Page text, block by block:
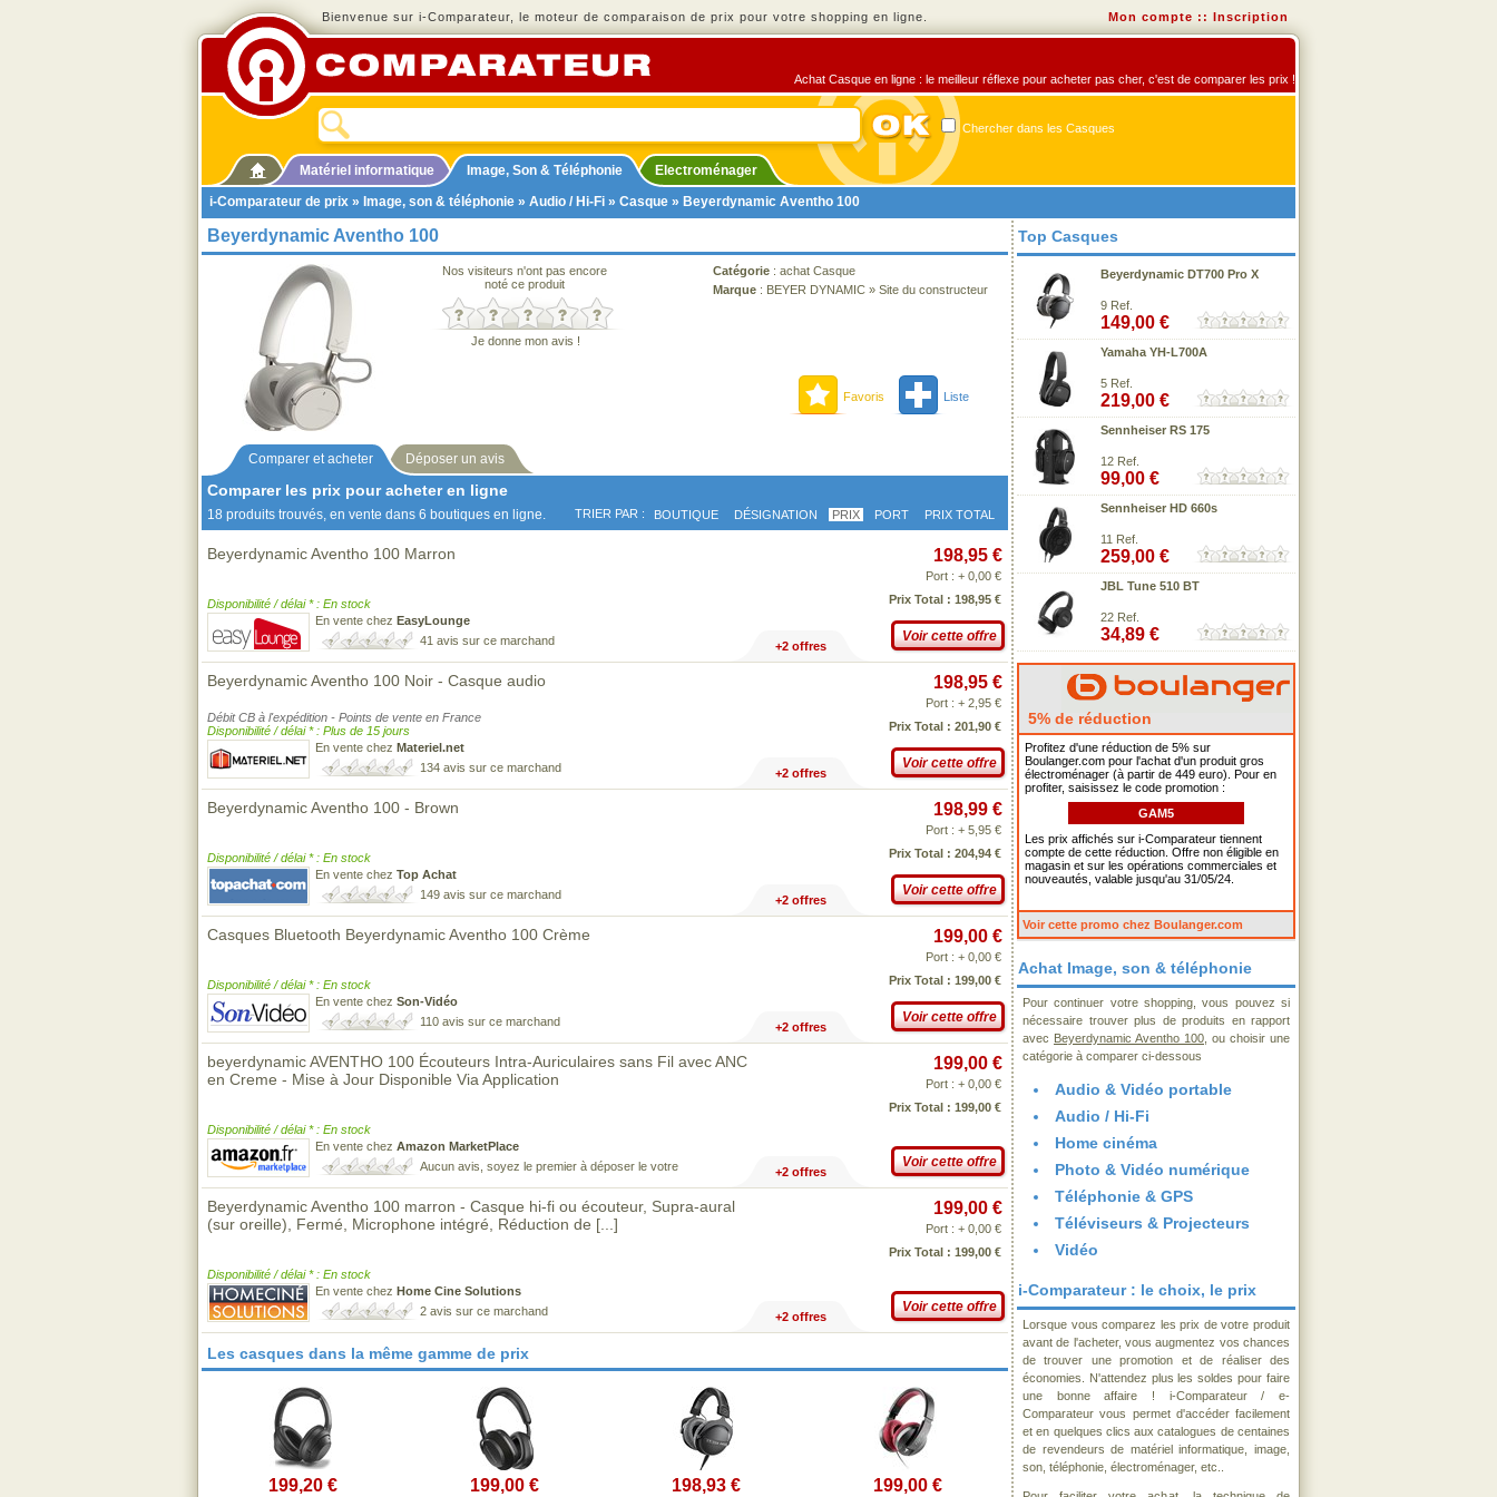
Bienvenue sur i-Comparateur, le moteur de comparaison de prix pour votre shopping en ligne. Mon compte :: Inscription
Achat Casque en ligne : le meilleur réflexe pour acheter pas cher, c'est de comparer les prix !
Chercher dans les Casques
Matériel informatique Image, Son & Téléphonie
Electroménager
i-Comparateur de prix » Image, son & téléphonie » Audio / Hi-Fi » Casque » Beyerdynamic Aventho 100
Beyerdynamic Aventho 100
Nos visiteurs n'ont pas encore
noté ce produit
Je donne mon avis !
Catégorie : achat Casque
Marque : BEYER DYNAMIC » Site du constructeur
Favoris Liste
Comparer et acheter Déposer un avis
Comparer les prix pour acheter en ligne
18 produits trouvés, en vente dans 6 boutiques en ligne. TRIER PAR : BOUTIQUE DÉSIGNATION PRIX PORT PRIX TOTAL
Beyerdynamic Aventho 100 Marron
Disponibilité / délai * : En stock
En vente chez EasyLounge
41 avis sur ce marchand
198,95 €
Port : + 0,00 €
Prix Total : 198,95 €
Voir cette offre
+2 offres
Beyerdynamic Aventho 100 Noir - Casque audio
Débit CB à l'expédition - Points de vente en France
Disponibilité / délai * : Plus de 15 jours
En vente chez Materiel.net
134 avis sur ce marchand
198,95 €
Port : + 2,95 €
Prix Total : 201,90 €
Voir cette offre
+2 offres
Beyerdynamic Aventho 100 - Brown
Disponibilité / délai * : En stock
En vente chez Top Achat
149 avis sur ce marchand
198,99 €
Port : + 5,95 €
Prix Total : 204,94 €
Voir cette offre
+2 offres
Casques Bluetooth Beyerdynamic Aventho 100 Crème
Disponibilité / délai * : En stock
En vente chez Son-Vidéo
110 avis sur ce marchand
199,00 €
Port : + 0,00 €
Prix Total : 199,00 €
Voir cette offre
+2 offres
beyerdynamic AVENTHO 100 Écouteurs Intra-Auriculaires sans Fil avec ANC
en Creme - Mise à Jour Disponible Via Application
Disponibilité / délai * : En stock
En vente chez Amazon MarketPlace
Aucun avis, soyez le premier à déposer le votre
199,00 €
Port : + 0,00 €
Prix Total : 199,00 €
Voir cette offre
+2 offres
Beyerdynamic Aventho 100 marron - Casque hi-fi ou écouteur, Supra-aural
(sur oreille), Fermé, Microphone intégré, Réduction de [...]
Disponibilité / délai * : En stock
En vente chez Home Cine Solutions
2 avis sur ce marchand
199,00 €
Port : + 0,00 €
Prix Total : 199,00 €
Voir cette offre
+2 offres
Les casques dans la même gamme de prix
199,20 € 199,00 € 198,93 € 199,00 €
Top Casques
Beyerdynamic DT700 Pro X
9 Ref.
149,00 €
Yamaha YH-L700A
5 Ref.
219,00 €
Sennheiser RS 175
12 Ref.
99,00 €
Sennheiser HD 660s
11 Ref.
259,00 €
JBL Tune 510 BT
22 Ref.
34,89 €
5% de réduction
Profitez d'une réduction de 5% sur
Boulanger.com pour l'achat d'un produit gros
électroménager (à partir de 449 euro). Pour en
profiter, saisissez le code promotion :
GAM5
Les prix affichés sur i-Comparateur tiennent
compte de cette réduction. Offre non éligible en
magasin et sur les opérations commerciales et
nouveautés, valable jusqu'au 31/05/24.
Voir cette promo chez Boulanger.com
Achat Image, son & téléphonie
Pour continuer votre shopping, vous pouvez si
nécessaire trouver plus de produits en rapport
avec Beyerdynamic Aventho 100 , ou choisir une
catégorie à comparer ci-dessous
Audio & Vidéo portable
Audio / Hi-Fi
Home cinéma
Photo & Vidéo numérique
Téléphonie & GPS
Téléviseurs & Projecteurs
Vidéo
i-Comparateur : le choix, le prix
Lorsque vous comparez les prix de votre produit
avant de l'acheter, vous augmentez vos chances
de trouver une promotion et de réaliser des
économies. N'attendez plus les soldes pour faire
une bonne affaire ! i-Comparateur / e-
Comparateur vous permet d'accéder facilement
et en quelques clics aux catalogues de centaines
de revendeurs de matériel informatique, image,
son, téléphonie, électroménager, etc..